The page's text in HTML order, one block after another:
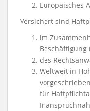
Europäisches
Versichert sind
im
Beschäftigung
des
Weltweit in
für